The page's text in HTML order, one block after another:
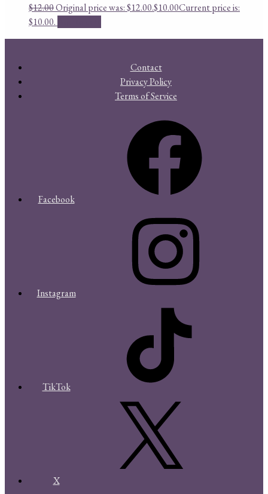
$12.00Original price was: $12.00.$10.00Current price is:
$10.00.
Contact
Privacy Policy
Terms of Service
Facebook
Instagram
TikTok
X